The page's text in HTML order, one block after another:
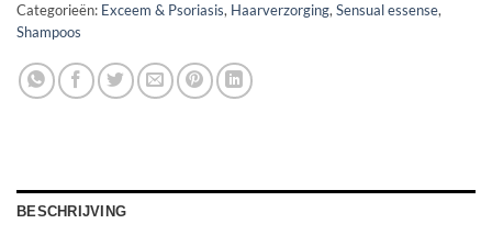
Categorieën: Exceem & Psoriasis, Haarverzorging,Sensual essense,
Shampoos
BESCHRIJVING